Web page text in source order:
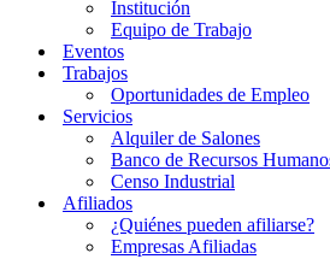
Institución
Equipo de Trabajo
Eventos
Trabajos
Oportunidades de Empleo
Servicios
Alquiler de Salones
Banco de Recursos
Censo Industrial
Afiliados
¿Quiénes pueden afiliarse?
Empresas Afiliadas